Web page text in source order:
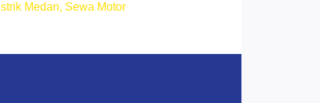
Medan, Sewa Motor